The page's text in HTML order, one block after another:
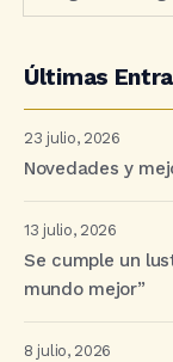
Últimas
23 julio, 2026
Novedades y
13 julio, 2026
Se cumple un
mundo mejor”
8 julio, 2026